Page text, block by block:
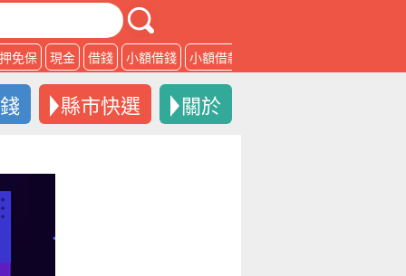
免保 現金 借錢 小額借錢 小額借款
縣市快選 關於